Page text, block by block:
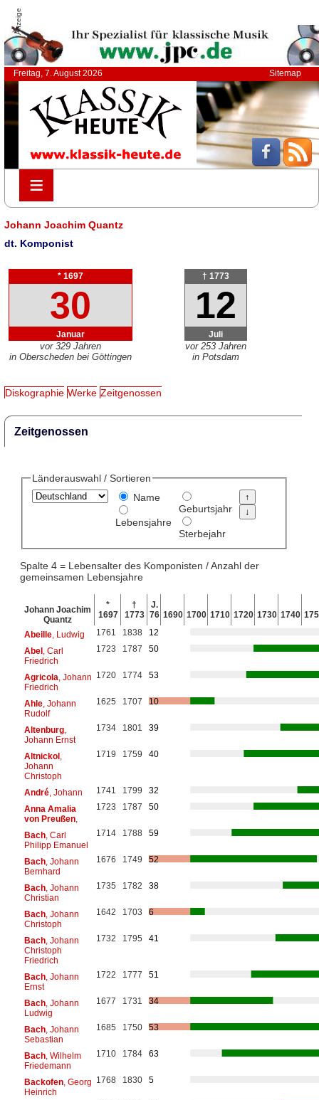
Anzeige
Freitag, 7. August 2026 Sitemap
≡
≡
Johann Joachim Quantz
dt. Komponist
* 1697
30
Januar
vor 329 Jahren
in Oberscheden bei Göttingen
† 1773
12
Juli
vor 253 Jahren
in Potsdam
Diskographie Werke Zeitgenossen
Zeitgenossen
Länderauswahl / Sortieren
Name
Lebensjahre
Geburtsjahr
Sterbejahr
Spalte 4 = Lebensalter des Komponisten / Anzahl der
gemeinsamen Lebensjahre
Johann Joachim
Quantz
*
1697
†
1773
J.
76 1690 1700 1710 1720 1730 1740
Abeille, Ludwig 1761 1838
12
Abel, Carl
Friedrich
1723 1787 50
Agricola , Johann
Friedrich
1720 1774 53
Ahle, Johann
Rudolf
1625 1707 10
Altenburg,
Johann Ernst
1734 1801 39
Altnickol,
Johann
Christoph
1719 1759 40
André, Johann 1741 1799
32
Anna Amalia
von Preußen,
1723 1787 50
Bach, Carl
Philipp Emanuel
1714 1788 59
Bach, Johann
Bernhard
1676 1749 52
Bach, Johann
Christian
1735 1782 38
Bach, Johann
Christoph
1642 1703 6
Bach, Johann
Christoph
Friedrich
1732 1795 41
Bach, Johann
Ernst
1722 1777 51
Bach, Johann
Ludwig
1677 1731 34
Bach, Johann
Sebastian
1685 1750 53
Bach, Wilhelm
Friedemann
1710 1784 63
Backofen, Georg
Heinrich
1768 1830 5